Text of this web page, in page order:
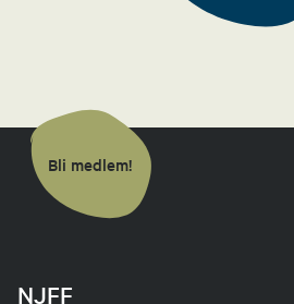
Roger Johansen
41513687
Send epost
Hege Kveum
Bli medlem!
NJFF